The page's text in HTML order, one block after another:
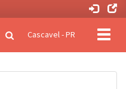
Clique
Cascavel - PR